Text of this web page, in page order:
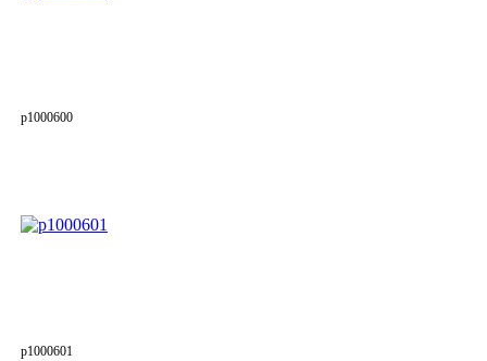
p1000600
p1000601